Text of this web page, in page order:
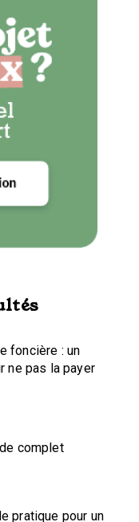
foncière : un
ne pas la payer
complet
pratique pour un